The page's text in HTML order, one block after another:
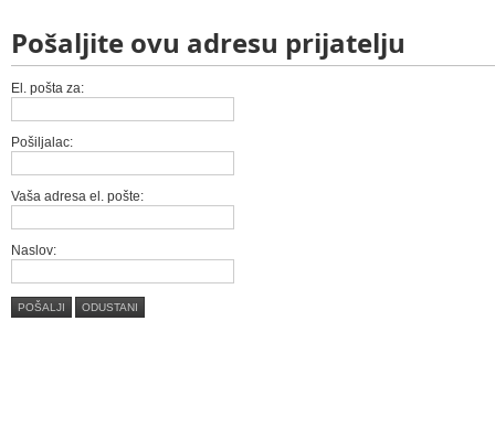
Pošaljite ovu adresu prijatelju
El. pošta za:
Pošiljalac:
Vaša adresa el. pošte:
Naslov:
POŠALJI ODUSTANI